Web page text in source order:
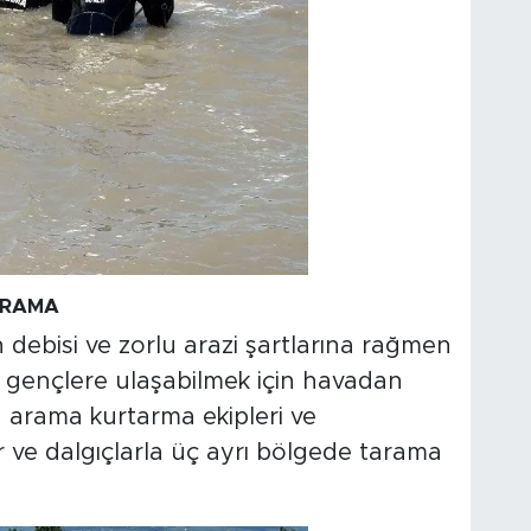
debisi ve zorlu arazi şartlarına rağmen
gençlere ulaşabilmek için havadan
arama kurtarma ekipleri ve
dalgıçlarla üç ayrı bölgede tarama